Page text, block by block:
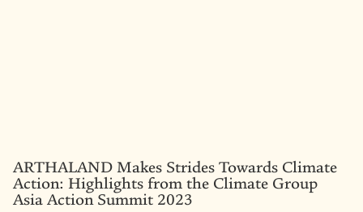
ARTHALAND Makes Strides Towards Climate
Action: Highlights from the Climate Group
Asia Action Summit 2023